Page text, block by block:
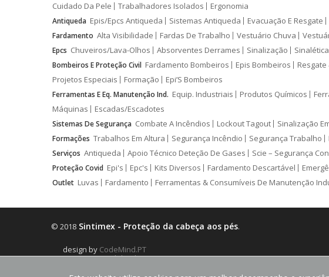
Cuidado Da Pele
Trabalhadores Isolados Ergonomia
Antiqueda Epis/Epcs Antiqueda Sistemas Antiqueda Evacuação E Resgate
Fardamento Alta Visibilidade Fardas De Trabalho Vestuário Chuva
Epcs Chuveiros/Lava-Olhos Absorventes Derrames Sinalização Sinalética
Bombeiros E Proteção Civil Fardamento Bombeiros Epis Bombeiros
Projetos Especiais
Formação Epi’S Bombeiros
Ferramentas E Eq. Manutenção Ind. Equip. Industriais Produtos Químicos
Máquinas
Escadas/Escadotes
Sistemas De Segurança Combate A Incêndios Lockout Tagout Sinalização
Formações Trabalhos Em Altura Segurança Incêndio Segurança Trabalho
Serviços Antiqueda Apoio Técnico Deteção De Gases Scie – Segurança
Proteção Covid Epi's Epc's Kits Diversos Fardamento Descartável
Outlet Luvas Fardamento Ferramentas & Consumíveis De Manutenção
© 2018 Sintimex - Proteção da cabeça aos pés.
design by CodeMind.PT
Parceiro Digital desde 2018 Top 5% PME